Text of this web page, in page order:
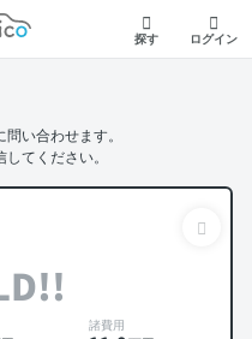
リコ
探す ログイン
い合わせます。
てください。
諸費用